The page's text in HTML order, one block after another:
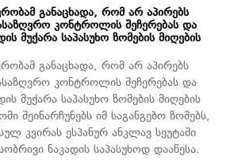
განაცხადა, რომ არ აპირებს
კონტროლის შეჩერებას და
მუქარა საპასუხო ზომების მიღების
განაცხადა, რომ არ აპირებს
კონტროლის შეჩერებას და
მუქარა საპასუხო ზომების მიღების
შეინარჩუნებს იმ საგანგებო ზომებს,
კვირას ესპანურ ანკლავ სეუტაში
ნაკადის საპასუხოდ დააწესა.